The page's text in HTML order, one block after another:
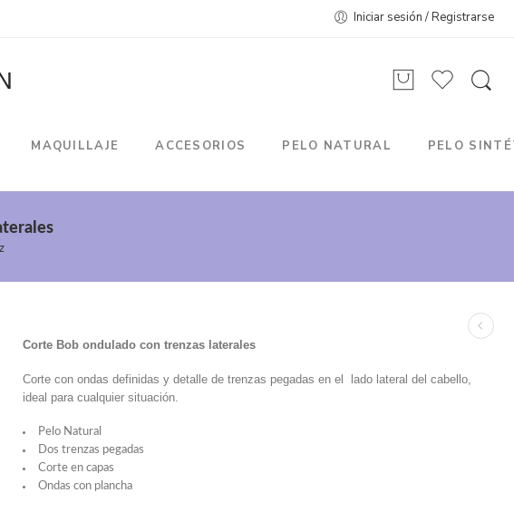
Iniciar sesión / Registrarse
MAQUILLAJE ACCESORIOS PELO NATURAL PELO
Corte Bob ondulado con trenzas laterales
Corte con ondas definidas y detalle de trenzas pegadas en el lado lateral del cabello,
ideal para cualquier situación.
Pelo Natural
Dos trenzas pegadas
Corte en capas
Ondas con plancha